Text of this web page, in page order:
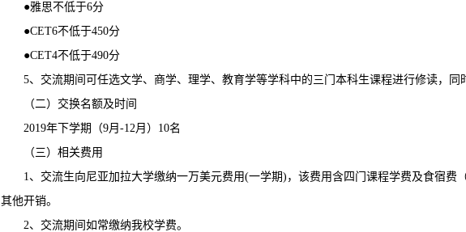
●雅思不低于6分
●CET6不低于450分
●CET4不低于490分
5、交流期间可任选文学、商学、理学、教育学等学科中的三门本科生课程进行修读，同
（二）交换名额及时间
2019年下学期（9月-12月）10名
（三）相关费用
1、交流生向尼亚加拉大学缴纳一万美元费用(一学期)，该费用含四门课程学费及食宿
其他开销。
2、交流期间如常缴纳我校学费。